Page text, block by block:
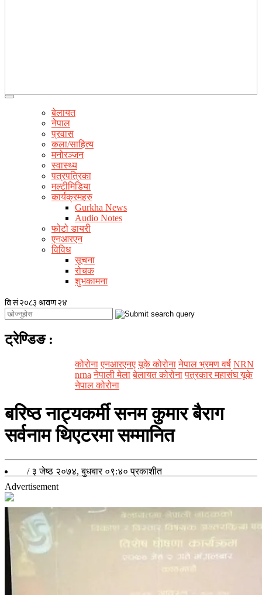
बेलायत
नेपाल
प्रवास
कला/साहित्य
मनोरञ्जन
स्वास्थ्य
पत्रपत्रिका
मल्टीमिडिया
कार्यक्रमहरु
Gurkha News
Audio Notes
फोटो डायरी
एनआरएन
विविध
सूचना
रोचक
शुभकामना
ट्रेण्डिङ :
कोरोना एनआरएनए यूके कोरोना नेपाल भ्रमण वर्ष NRN
nrna नेपाली मेला बेलायत कोरोना पत्रकार महासंघ यूके
नेपाल कोरोना
बरिष्ठ नाट्यकर्मी सनम कुमार बैराग
सर्वनाम थिएटरमा सम्मानित
/ ३ जेष्ठ २०७४, बुधबार ०९:४० प्रकाशीत
Advertisement